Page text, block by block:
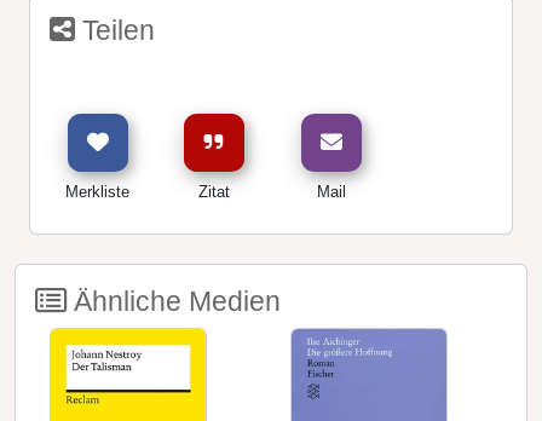
Teilen
Merkliste Zitat Mail
Ähnliche Medien